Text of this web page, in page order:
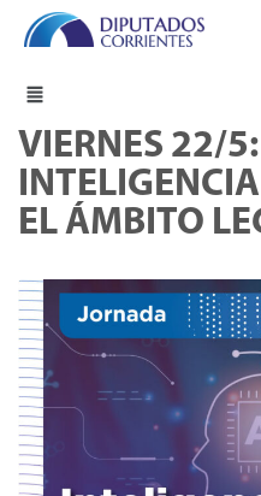
VIERNES 22/
EL ÁMBITO